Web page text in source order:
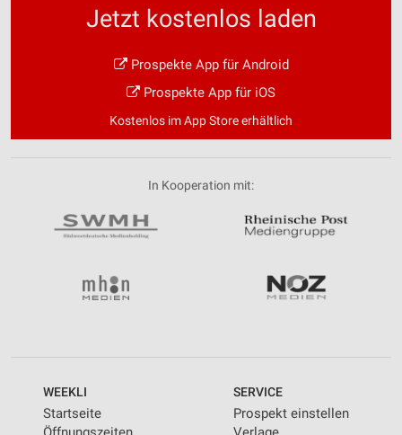
Jetzt kostenlos laden
Prospekte App für Android
Prospekte App für iOS
Kostenlos im App Store erhältlich
In Kooperation mit:
WEEKLI
Startseite
SERVICE
Prospekt einstellen